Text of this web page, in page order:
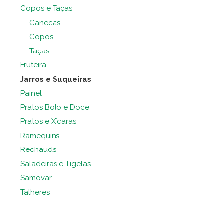
Copos e Taças
Canecas
Copos
Taças
Fruteira
Jarros e Suqueiras
Painel
Pratos Bolo e Doce
Pratos e Xícaras
Ramequins
Rechauds
Saladeiras e Tigelas
Samovar
Talheres